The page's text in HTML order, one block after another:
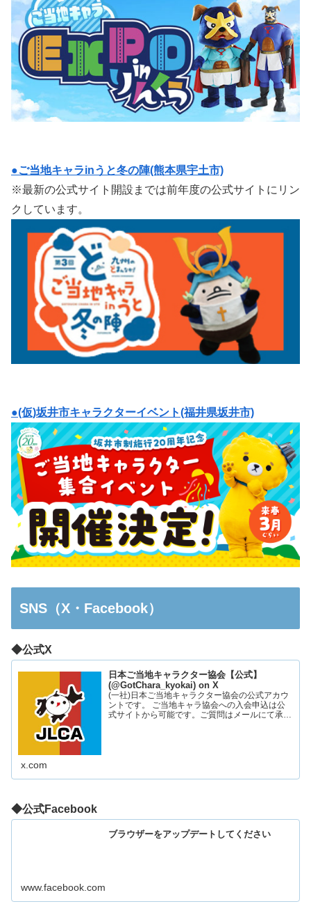
●ご当地キャラinうと冬の陣(熊本県宇土市)
※最新の公式サイト開設までは前年度の公式サイトにリン
クしています。
●(仮)坂井市キャラクターイベント(福井県坂井市)
SNS（X・Facebook）
◆公式X
日本ご当地キャラクター協会【公式】
(@GotChara_kyokai) on X
(一社)日本ご当地キャラクター協会の公式アカウ
ントです。 ご当地キャラ協会への入会申込は公
式サイトから可能です。ご質問はメールにて承っ
x.com
◆公式Facebook
ブラウザーをアップデートしてください
www.facebook.com